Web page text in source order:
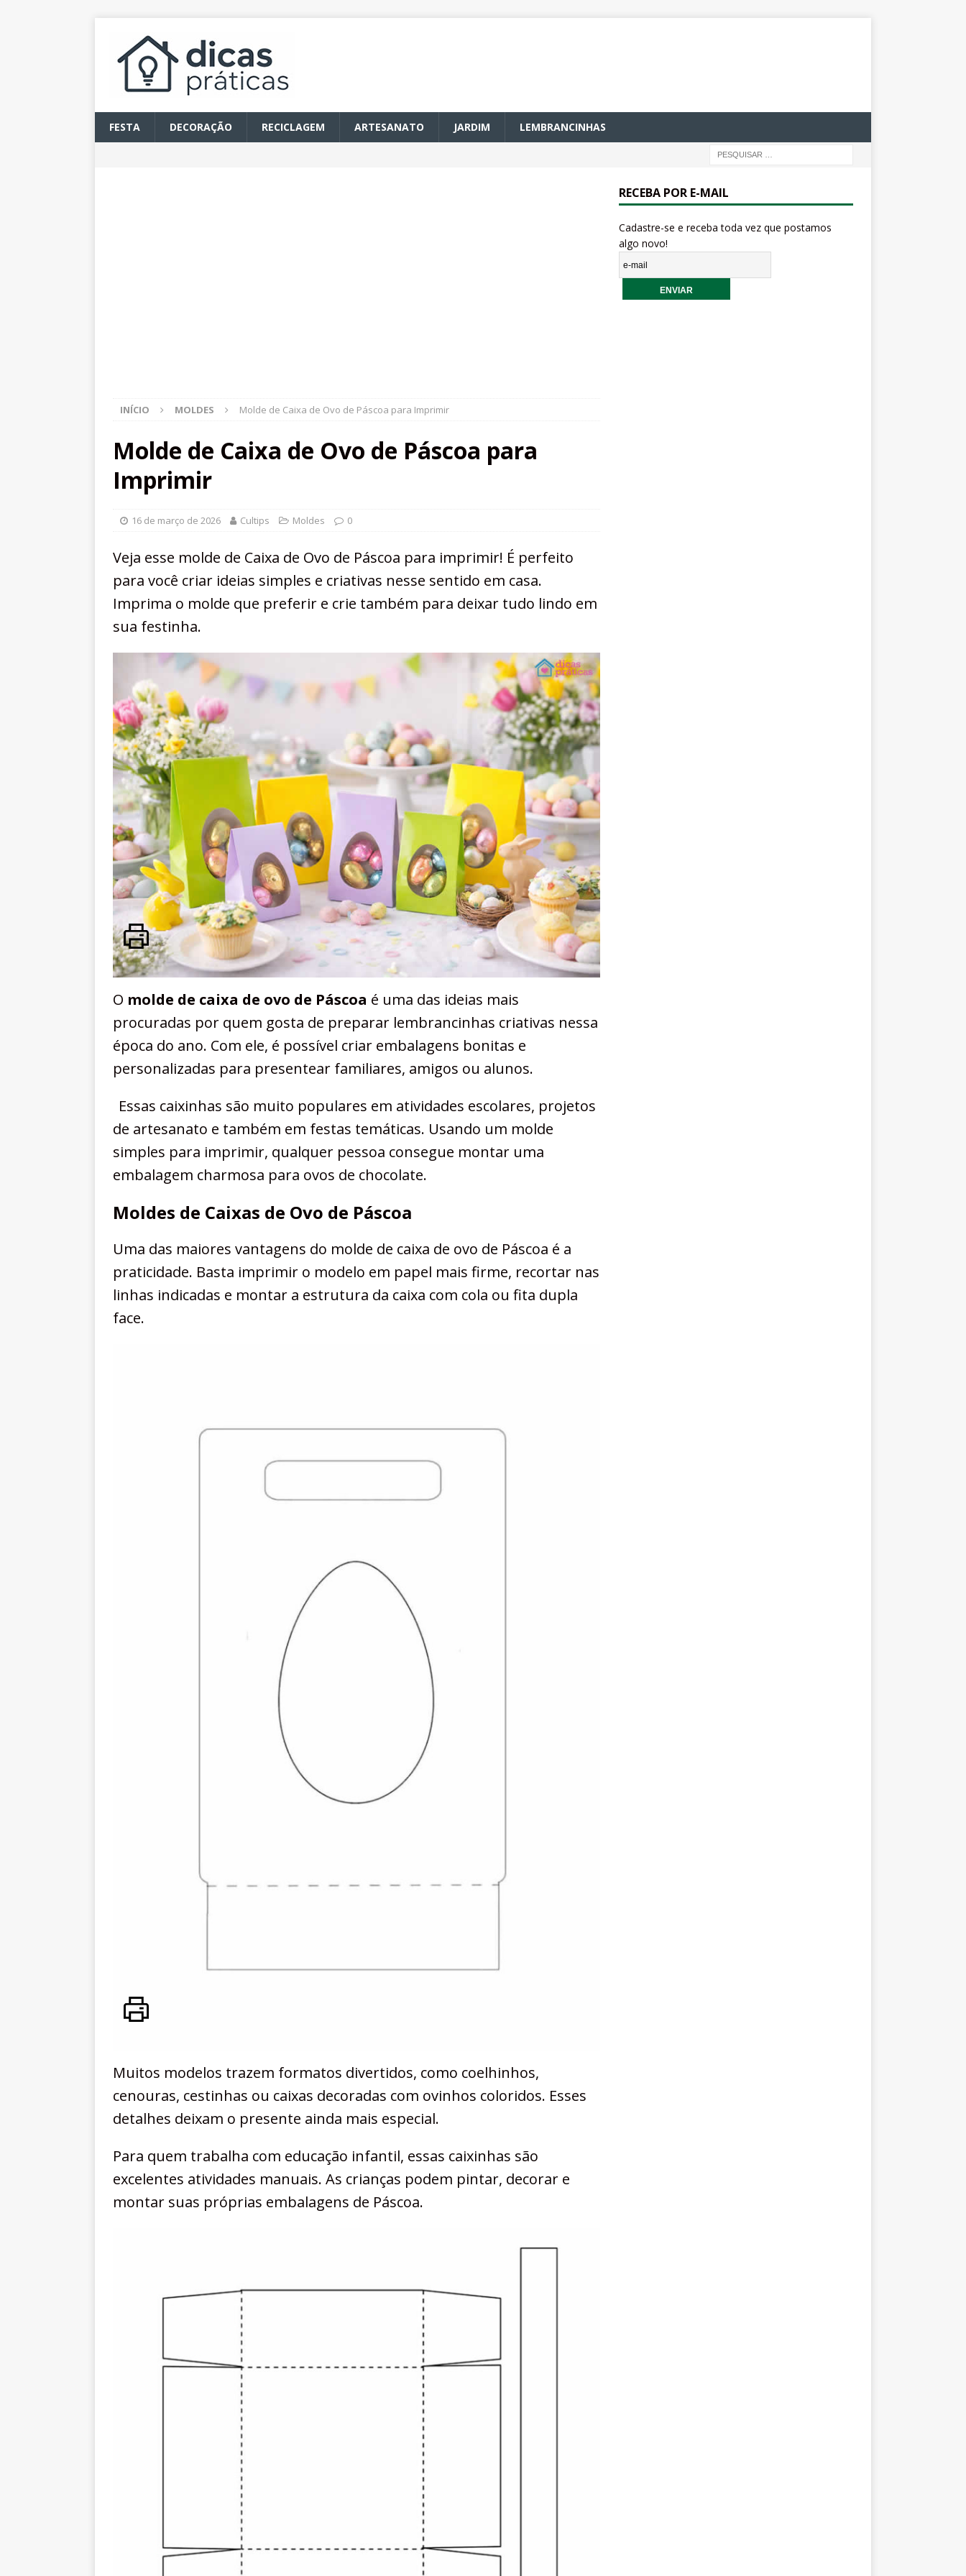
FESTA DECORAÇÃO RECICLAGEM ARTESANATO JARDIM LEMBRANCINHAS
INÍCIO MOLDES Molde de Caixa de Ovo de Páscoa para Imprimir
Molde de Caixa de Ovo de Páscoa para
Imprimir
16 de março de 2026 Cultips Moldes 0
Veja esse molde de Caixa de Ovo de Páscoa para imprimir! É perfeito
para você criar ideias simples e criativas nesse sentido em casa.
Imprima o molde que preferir e crie também para deixar tudo lindo em
sua festinha.
O molde de caixa de ovo de Páscoa é uma das ideias mais
procuradas por quem gosta de preparar lembrancinhas criativas nessa
época do ano. Com ele, é possível criar embalagens bonitas e
personalizadas para presentear familiares, amigos ou alunos.
Essas caixinhas são muito populares em atividades escolares, projetos
de artesanato e também em festas temáticas. Usando um molde
simples para imprimir, qualquer pessoa consegue montar uma
embalagem charmosa para ovos de chocolate.
Moldes de Caixas de Ovo de Páscoa
Uma das maiores vantagens do molde de caixa de ovo de Páscoa é a
praticidade. Basta imprimir o modelo em papel mais firme, recortar nas
linhas indicadas e montar a estrutura da caixa com cola ou fita dupla
face.
Muitos modelos trazem formatos divertidos, como coelhinhos,
cenouras, cestinhas ou caixas decoradas com ovinhos coloridos. Esses
detalhes deixam o presente ainda mais especial.
Para quem trabalha com educação infantil, essas caixinhas são
excelentes atividades manuais. As crianças podem pintar, decorar e
montar suas próprias embalagens de Páscoa.
RECEBA POR E-MAIL
Cadastre-se e receba toda vez que postamos
algo novo!